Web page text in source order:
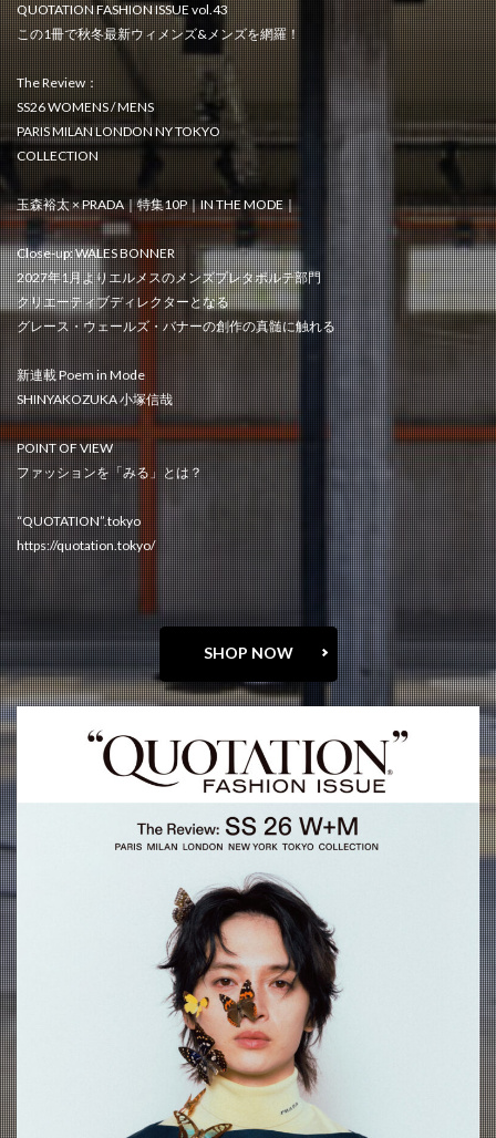
QUOTATION FASHION ISSUE vol.43
この1冊で秋冬最新ウィメンズ&メンズを網羅！
The Review：
SS26 WOMENS / MENS
PARIS MILAN LONDON NY TOKYO
COLLECTION
玉森裕太 × PRADA｜特集10P｜IN THE MODE｜
Close-up: WALES BONNER
2027年1月よりエルメスのメンズプレタポルテ部門
クリエーティブディレクターとなる
グレース・ウェールズ・バナーの創作の真髄に触れる
新連載 Poem in Mode
SHINYAKOZUKA 小塚信哉
POINT OF VIEW
ファッションを「みる」とは？
“QUOTATION”.tokyo
https://quotation.tokyo/
SHOP NOW